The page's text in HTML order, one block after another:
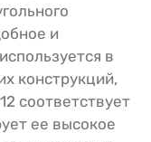
и
в
конструкций,
соответствует
ее высокое